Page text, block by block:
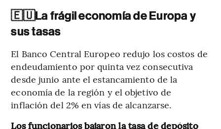
🇪🇺La frágil economía de Europa y
sus tasas
El Banco Central Europeo redujo los costos de
endeudamiento por quinta vez consecutiva
desde junio ante el estancamiento de la
economía de la región y el objetivo de
inflación del 2% en vías de alcanzarse.
Los funcionarios bajaron la tasa de depósito